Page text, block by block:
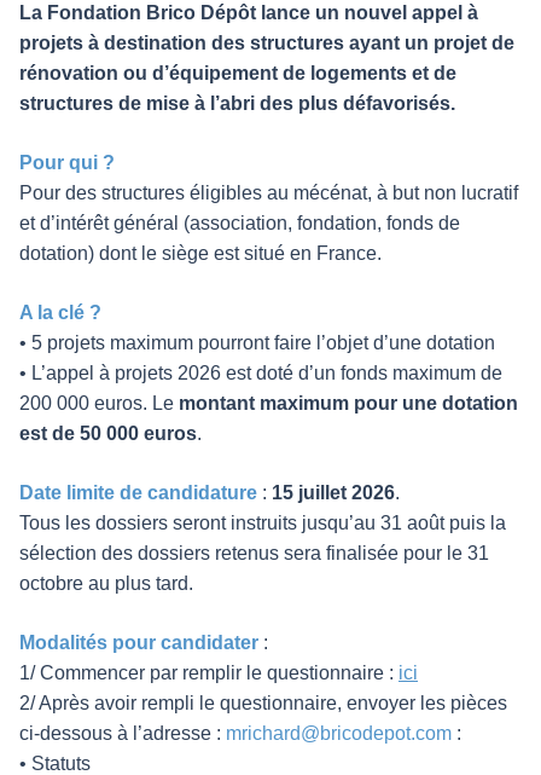
La Fondation Brico Dépôt lance un nouvel appel à
projets à destination des structures ayant un projet de
rénovation ou d’équipement de logements et de
structures de mise à l’abri des plus défavorisés.
Pour qui ?
Pour des structures éligibles au mécénat, à but non lucratif
et d’intérêt général (association, fondation, fonds de
dotation) dont le siège est situé en France.
A la clé ?
• 5 projets maximum pourront faire l’objet d’une dotation
• L’appel à projets 2026 est doté d’un fonds maximum de
200 000 euros. Le montant maximum pour une dotation
est de 50 000 euros.
Date limite de candidature : 15 juillet 2026.
Tous les dossiers seront instruits jusqu’au 31 août puis la
sélection des dossiers retenus sera finalisée pour le 31
octobre au plus tard.
Modalités pour candidater :
1/ Commencer par remplir le questionnaire : ici
2/ Après avoir rempli le questionnaire, envoyer les pièces
ci-dessous à l’adresse : mrichard@bricodepot.com :
• Statuts